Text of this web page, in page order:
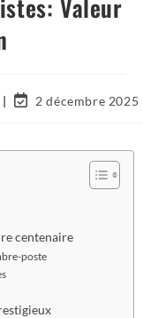
Valeur
2 décembre 2025
centenaire
poste